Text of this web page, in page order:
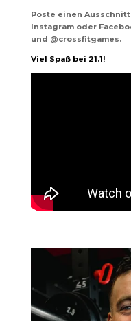
Poste einen
Instagram oder
und @crossfitgames.
Viel Spaß bei 21.1!